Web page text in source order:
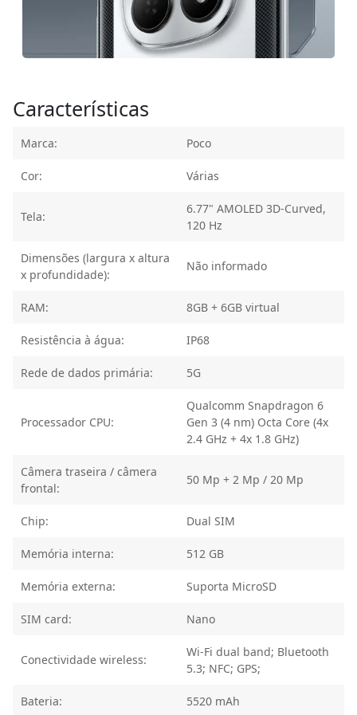
Características
Marca: Poco
Cor: Várias
Tela:
6.77" AMOLED 3D-Curved,
120 Hz
Dimensões (largura x altura
x profundidade):
Não informado
RAM: 8GB + 6GB virtual
Resistência à água: IP68
Rede de dados primária: 5G
Processador CPU:
Qualcomm Snapdragon 6
Gen 3 (4 nm) Octa Core (4x
2.4 GHz + 4x 1.8 GHz)
Câmera traseira / câmera
frontal:
50 Mp + 2 Mp / 20 Mp
Chip: Dual SIM
Memória interna: 512 GB
Memória externa: Suporta MicroSD
SIM card: Nano
Conectividade wireless:
Wi-Fi dual band; Bluetooth
5.3; NFC; GPS;
Bateria: 5520 mAh